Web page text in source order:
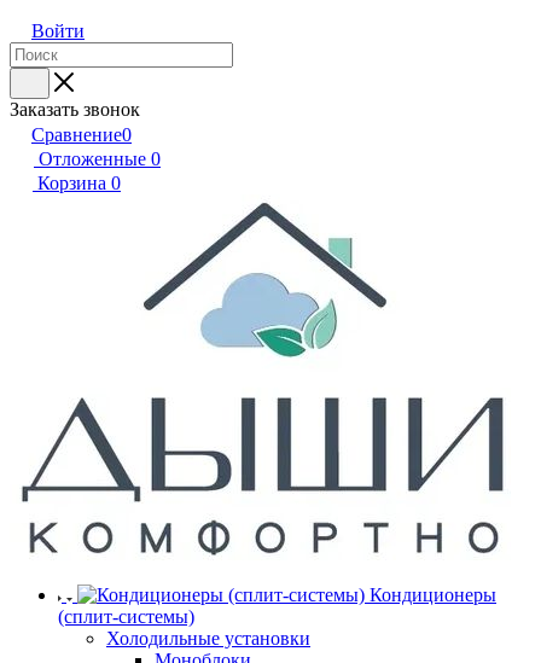
Войти
Заказать звонок
Сравнение0
Отложенные 0
Корзина 0
Кондиционеры
(сплит-системы)
Холодильные установки